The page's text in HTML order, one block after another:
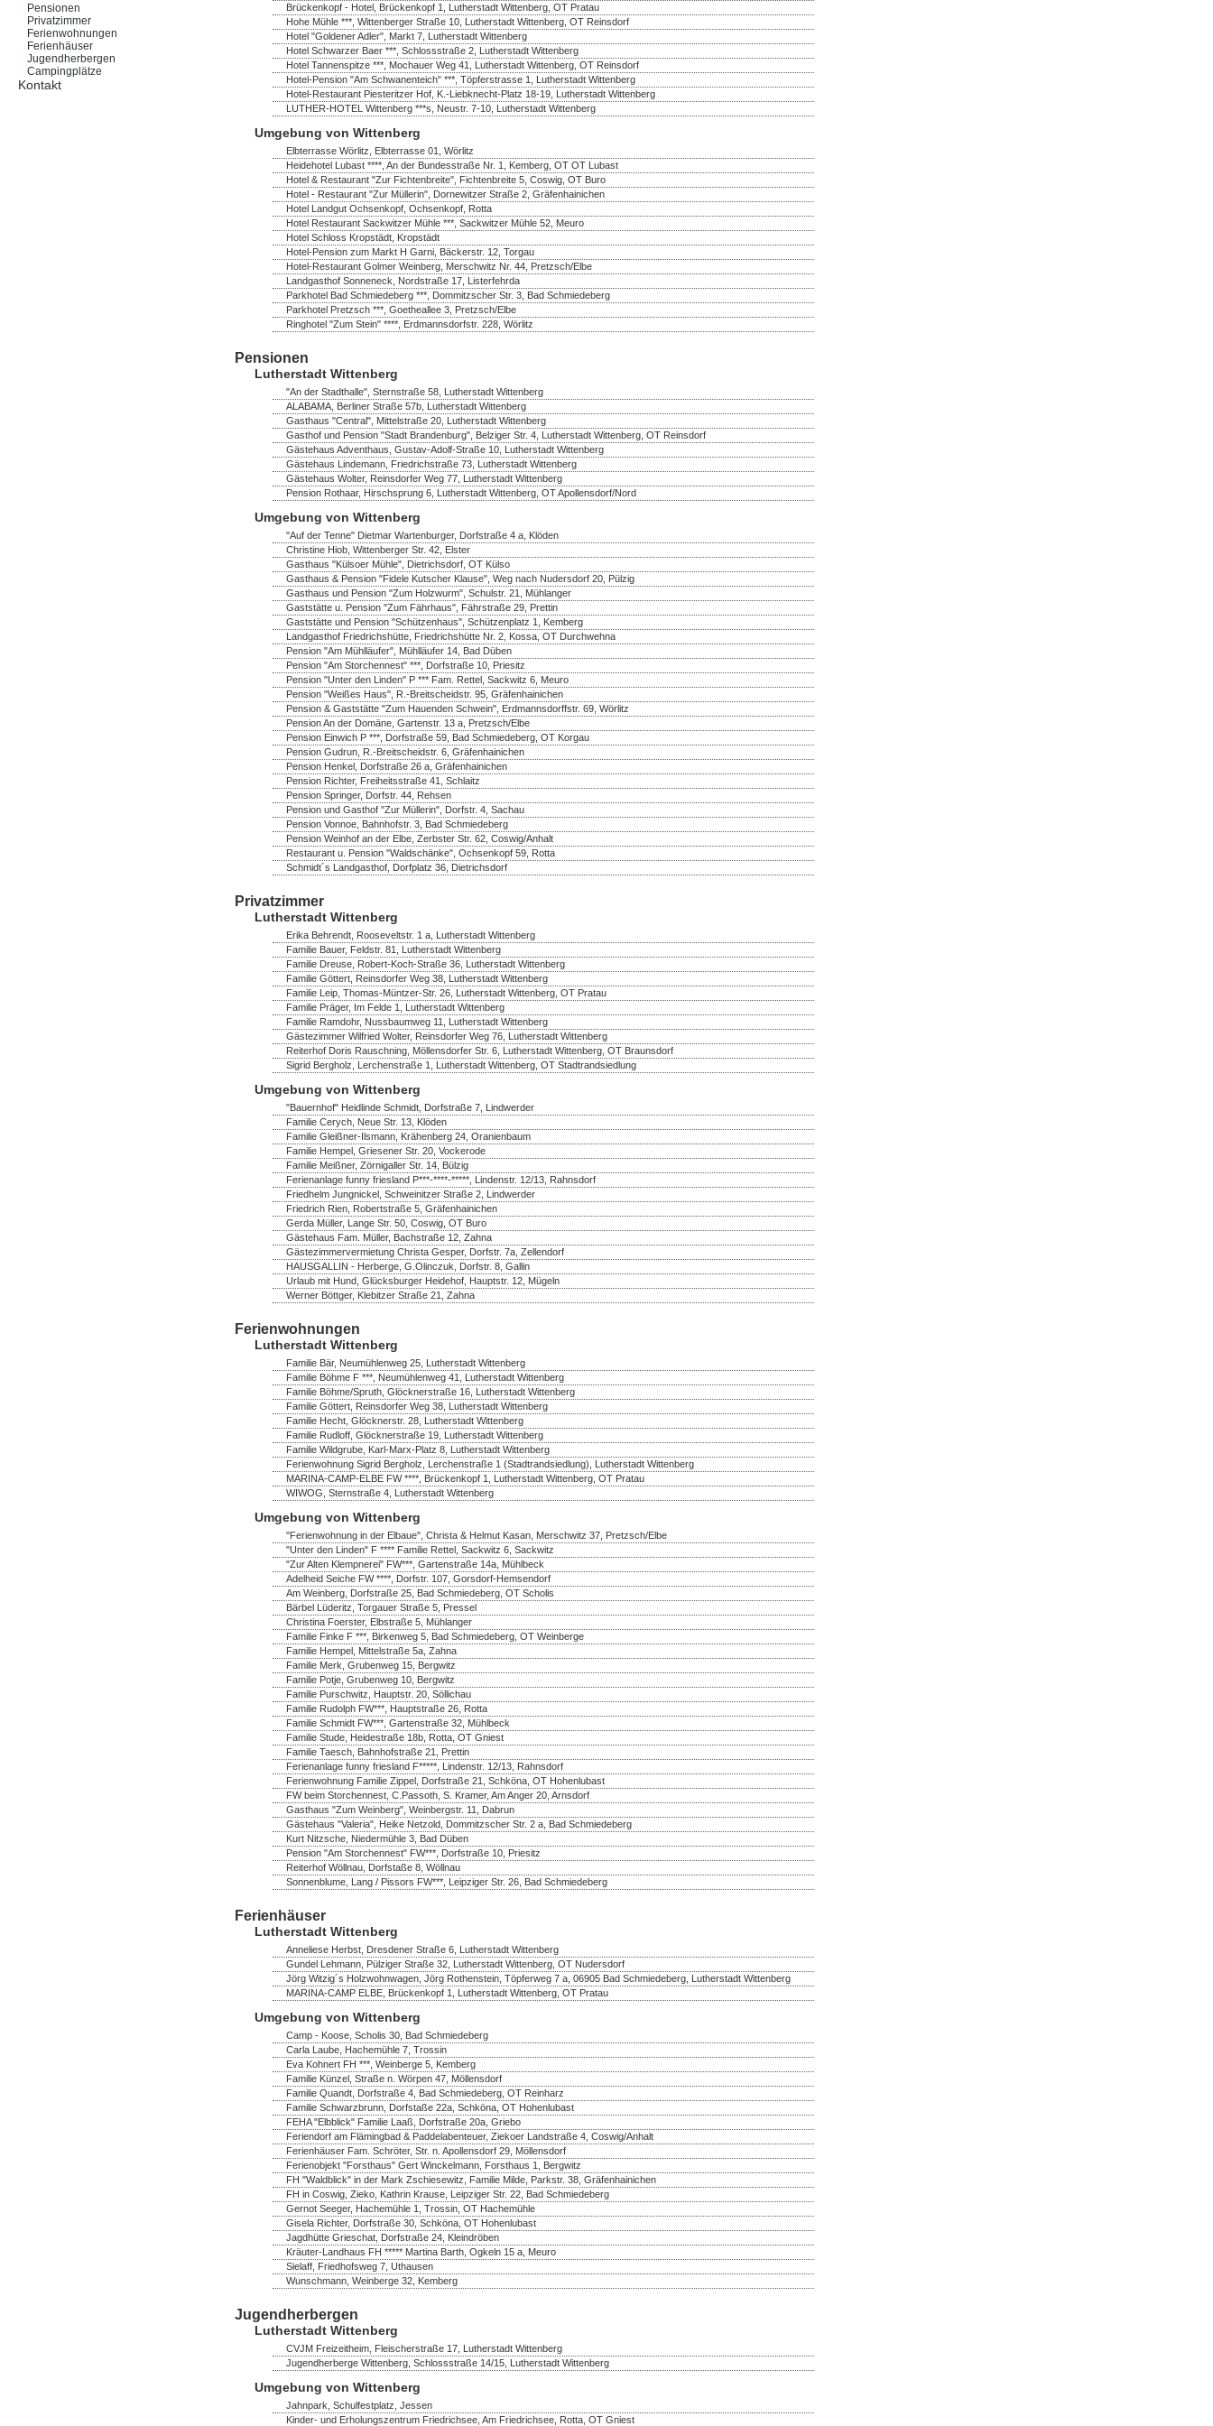
Pensionen
Privatzimmer
Ferienwohnungen
Ferienhäuser
Jugendherbergen
Campingplätze
Kontakt
Brückenkopf - Hotel, Brückenkopf 1, Lutherstadt Wittenberg, OT Pratau
Hohe Mühle ***, Wittenberger Straße 10, Lutherstadt Wittenberg, OT Reinsdorf
Hotel "Goldener Adler", Markt 7, Lutherstadt Wittenberg
Hotel Schwarzer Baer ***, Schlossstraße 2, Lutherstadt Wittenberg
Hotel Tannenspitze ***, Mochauer Weg 41, Lutherstadt Wittenberg, OT Reinsdorf
Hotel-Pension "Am Schwanenteich" ***, Töpferstrasse 1, Lutherstadt Wittenberg
Hotel-Restaurant Piesteritzer Hof, K.-Liebknecht-Platz 18-19, Lutherstadt Wittenberg
LUTHER-HOTEL Wittenberg ***s, Neustr. 7-10, Lutherstadt Wittenberg
Umgebung von Wittenberg
Elbterrasse Wörlitz, Elbterrasse 01, Wörlitz
Heidehotel Lubast ****, An der Bundesstraße Nr. 1, Kemberg, OT OT Lubast
Hotel & Restaurant "Zur Fichtenbreite", Fichtenbreite 5, Coswig, OT Buro
Hotel - Restaurant "Zur Müllerin", Dornewitzer Straße 2, Gräfenhainichen
Hotel Landgut Ochsenkopf, Ochsenkopf, Rotta
Hotel Restaurant Sackwitzer Mühle ***, Sackwitzer Mühle 52, Meuro
Hotel Schloss Kropstädt, Kropstädt
Hotel-Pension zum Markt H Garni, Bäckerstr. 12, Torgau
Hotel-Restaurant Golmer Weinberg, Merschwitz Nr. 44, Pretzsch/Elbe
Landgasthof Sonneneck, Nordstraße 17, Listerfehrda
Parkhotel Bad Schmiedeberg ***, Dommitzscher Str. 3, Bad Schmiedeberg
Parkhotel Pretzsch ***, Goetheallee 3, Pretzsch/Elbe
Ringhotel "Zum Stein" ****, Erdmannsdorfstr. 228, Wörlitz
Pensionen
Lutherstadt Wittenberg
"An der Stadthalle", Sternstraße 58, Lutherstadt Wittenberg
ALABAMA, Berliner Straße 57b, Lutherstadt Wittenberg
Gasthaus "Central", Mittelstraße 20, Lutherstadt Wittenberg
Gasthof und Pension "Stadt Brandenburg", Belziger Str. 4, Lutherstadt Wittenberg, OT Reinsdorf
Gästehaus Adventhaus, Gustav-Adolf-Straße 10, Lutherstadt Wittenberg
Gästehaus Lindemann, Friedrichstraße 73, Lutherstadt Wittenberg
Gästehaus Wolter, Reinsdorfer Weg 77, Lutherstadt Wittenberg
Pension Rothaar, Hirschsprung 6, Lutherstadt Wittenberg, OT Apollensdorf/Nord
Umgebung von Wittenberg
"Auf der Tenne" Dietmar Wartenburger, Dorfstraße 4 a, Klöden
Christine Hiob, Wittenberger Str. 42, Elster
Gasthaus "Külsoer Mühle", Dietrichsdorf, OT Külso
Gasthaus & Pension "Fidele Kutscher Klause", Weg nach Nudersdorf 20, Pülzig
Gasthaus und Pension "Zum Holzwurm", Schulstr. 21, Mühlanger
Gaststätte u. Pension "Zum Fährhaus", Fährstraße 29, Prettin
Gaststätte und Pension "Schützenhaus", Schützenplatz 1, Kemberg
Landgasthof Friedrichshütte, Friedrichshütte Nr. 2, Kossa, OT Durchwehna
Pension "Am Mühlläufer", Mühlläufer 14, Bad Düben
Pension "Am Storchennest" ***, Dorfstraße 10, Priesitz
Pension "Unter den Linden" P *** Fam. Rettel, Sackwitz 6, Meuro
Pension "Weißes Haus", R.-Breitscheidstr. 95, Gräfenhainichen
Pension & Gaststätte "Zum Hauenden Schwein", Erdmannsdorffstr. 69, Wörlitz
Pension An der Domäne, Gartenstr. 13 a, Pretzsch/Elbe
Pension Einwich P ***, Dorfstraße 59, Bad Schmiedeberg, OT Korgau
Pension Gudrun, R.-Breitscheidstr. 6, Gräfenhainichen
Pension Henkel, Dorfstraße 26 a, Gräfenhainichen
Pension Richter, Freiheitsstraße 41, Schlaitz
Pension Springer, Dorfstr. 44, Rehsen
Pension und Gasthof "Zur Müllerin", Dorfstr. 4, Sachau
Pension Vonnoe, Bahnhofstr. 3, Bad Schmiedeberg
Pension Weinhof an der Elbe, Zerbster Str. 62, Coswig/Anhalt
Restaurant u. Pension "Waldschänke", Ochsenkopf 59, Rotta
Schmidt´s Landgasthof, Dorfplatz 36, Dietrichsdorf
Privatzimmer
Lutherstadt Wittenberg
Erika Behrendt, Rooseveltstr. 1 a, Lutherstadt Wittenberg
Familie Bauer, Feldstr. 81, Lutherstadt Wittenberg
Familie Dreuse, Robert-Koch-Straße 36, Lutherstadt Wittenberg
Familie Göttert, Reinsdorfer Weg 38, Lutherstadt Wittenberg
Familie Leip, Thomas-Müntzer-Str. 26, Lutherstadt Wittenberg, OT Pratau
Familie Präger, Im Felde 1, Lutherstadt Wittenberg
Familie Ramdohr, Nussbaumweg 11, Lutherstadt Wittenberg
Gästezimmer Wilfried Wolter, Reinsdorfer Weg 76, Lutherstadt Wittenberg
Reiterhof Doris Rauschning, Möllensdorfer Str. 6, Lutherstadt Wittenberg, OT Braunsdorf
Sigrid Bergholz, Lerchenstraße 1, Lutherstadt Wittenberg, OT Stadtrandsiedlung
Umgebung von Wittenberg
"Bauernhof" Heidlinde Schmidt, Dorfstraße 7, Lindwerder
Familie Cerych, Neue Str. 13, Klöden
Familie Gleißner-Ilsmann, Krähenberg 24, Oranienbaum
Familie Hempel, Griesener Str. 20, Vockerode
Familie Meißner, Zörnigaller Str. 14, Bülzig
Ferienanlage funny friesland P***-****-*****, Lindenstr. 12/13, Rahnsdorf
Friedhelm Jungnickel, Schweinitzer Straße 2, Lindwerder
Friedrich Rien, Robertstraße 5, Gräfenhainichen
Gerda Müller, Lange Str. 50, Coswig, OT Buro
Gästehaus Fam. Müller, Bachstraße 12, Zahna
Gästezimmervermietung Christa Gesper, Dorfstr. 7a, Zellendorf
HAUSGALLIN - Herberge, G.Olinczuk, Dorfstr. 8, Gallin
Urlaub mit Hund, Glücksburger Heidehof, Hauptstr. 12, Mügeln
Werner Böttger, Klebitzer Straße 21, Zahna
Ferienwohnungen
Lutherstadt Wittenberg
Familie Bär, Neumühlenweg 25, Lutherstadt Wittenberg
Familie Böhme F ***, Neumühlenweg 41, Lutherstadt Wittenberg
Familie Böhme/Spruth, Glöcknerstraße 16, Lutherstadt Wittenberg
Familie Göttert, Reinsdorfer Weg 38, Lutherstadt Wittenberg
Familie Hecht, Glöcknerstr. 28, Lutherstadt Wittenberg
Familie Rudloff, Glöcknerstraße 19, Lutherstadt Wittenberg
Familie Wildgrube, Karl-Marx-Platz 8, Lutherstadt Wittenberg
Ferienwohnung Sigrid Bergholz, Lerchenstraße 1 (Stadtrandsiedlung), Lutherstadt Wittenberg
MARINA-CAMP-ELBE FW ****, Brückenkopf 1, Lutherstadt Wittenberg, OT Pratau
WIWOG, Sternstraße 4, Lutherstadt Wittenberg
Umgebung von Wittenberg
"Ferienwohnung in der Elbaue", Christa & Helmut Kasan, Merschwitz 37, Pretzsch/Elbe
"Unter den Linden" F **** Familie Rettel, Sackwitz 6, Sackwitz
"Zur Alten Klempnerei" FW***, Gartenstraße 14a, Mühlbeck
Adelheid Seiche FW ****, Dorfstr. 107, Gorsdorf-Hemsendorf
Am Weinberg, Dorfstraße 25, Bad Schmiedeberg, OT Scholis
Bärbel Lüderitz, Torgauer Straße 5, Pressel
Christina Foerster, Elbstraße 5, Mühlanger
Familie Finke F ***, Birkenweg 5, Bad Schmiedeberg, OT Weinberge
Familie Hempel, Mittelstraße 5a, Zahna
Familie Merk, Grubenweg 15, Bergwitz
Familie Potje, Grubenweg 10, Bergwitz
Familie Purschwitz, Hauptstr. 20, Söllichau
Familie Rudolph FW***, Hauptstraße 26, Rotta
Familie Schmidt FW***, Gartenstraße 32, Mühlbeck
Familie Stude, Heidestraße 18b, Rotta, OT Gniest
Familie Taesch, Bahnhofstraße 21, Prettin
Ferienanlage funny friesland F*****, Lindenstr. 12/13, Rahnsdorf
Ferienwohnung Familie Zippel, Dorfstraße 21, Schköna, OT Hohenlubast
FW beim Storchennest, C.Passoth, S. Kramer, Am Anger 20, Arnsdorf
Gasthaus "Zum Weinberg", Weinbergstr. 11, Dabrun
Gästehaus "Valeria", Heike Netzold, Dommitzscher Str. 2 a, Bad Schmiedeberg
Kurt Nitzsche, Niedermühle 3, Bad Düben
Pension "Am Storchennest" FW***, Dorfstraße 10, Priesitz
Reiterhof Wöllnau, Dorfstaße 8, Wöllnau
Sonnenblume, Lang / Pissors FW***, Leipziger Str. 26, Bad Schmiedeberg
Ferienhäuser
Lutherstadt Wittenberg
Anneliese Herbst, Dresdener Straße 6, Lutherstadt Wittenberg
Gundel Lehmann, Pülziger Straße 32, Lutherstadt Wittenberg, OT Nudersdorf
Jörg Witzig´s Holzwohnwagen, Jörg Rothenstein, Töpferweg 7 a, 06905 Bad Schmiedeberg, Lutherstadt Wittenberg
MARINA-CAMP ELBE, Brückenkopf 1, Lutherstadt Wittenberg, OT Pratau
Umgebung von Wittenberg
Camp - Koose, Scholis 30, Bad Schmiedeberg
Carla Laube, Hachemühle 7, Trossin
Eva Kohnert FH ***, Weinberge 5, Kemberg
Familie Künzel, Straße n. Wörpen 47, Möllensdorf
Familie Quandt, Dorfstraße 4, Bad Schmiedeberg, OT Reinharz
Familie Schwarzbrunn, Dorfstaße 22a, Schköna, OT Hohenlubast
FEHA "Elbblick" Familie Laaß, Dorfstraße 20a, Griebo
Feriendorf am Flämingbad & Paddelabenteuer, Ziekoer Landstraße 4, Coswig/Anhalt
Ferienhäuser Fam. Schröter, Str. n. Apollensdorf 29, Möllensdorf
Ferienobjekt "Forsthaus" Gert Winckelmann, Forsthaus 1, Bergwitz
FH "Waldblick" in der Mark Zschiesewitz, Familie Milde, Parkstr. 38, Gräfenhainichen
FH in Coswig, Zieko, Kathrin Krause, Leipziger Str. 22, Bad Schmiedeberg
Gernot Seeger, Hachemühle 1, Trossin, OT Hachemühle
Gisela Richter, Dorfstraße 30, Schköna, OT Hohenlubast
Jagdhütte Grieschat, Dorfstraße 24, Kleindröben
Kräuter-Landhaus FH ***** Martina Barth, Ogkeln 15 a, Meuro
Sielaff, Friedhofsweg 7, Uthausen
Wunschmann, Weinberge 32, Kemberg
Jugendherbergen
Lutherstadt Wittenberg
CVJM Freizeitheim, Fleischerstraße 17, Lutherstadt Wittenberg
Jugendherberge Wittenberg, Schlossstraße 14/15, Lutherstadt Wittenberg
Umgebung von Wittenberg
Jahnpark, Schulfestplatz, Jessen
Kinder- und Erholungszentrum Friedrichsee, Am Friedrichsee, Rotta, OT Gniest